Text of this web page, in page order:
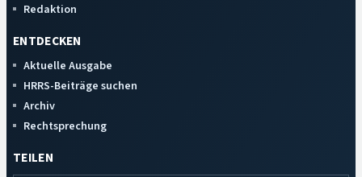
Redaktion
ENTDECKEN
Aktuelle Ausgabe
HRRS-Beiträge suchen
Archiv
Rechtsprechung
TEILEN